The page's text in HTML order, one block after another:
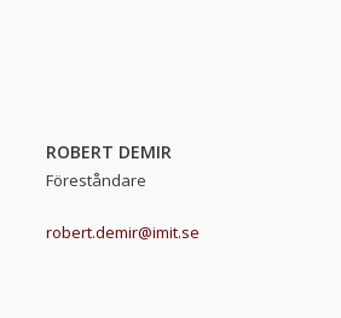
ROBERT DEMIR
Föreståndare
robert.demir@imit.se